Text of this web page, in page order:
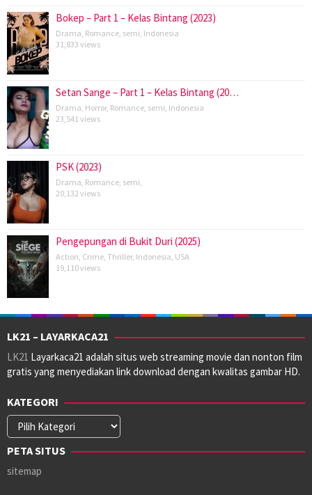
Bokep – Part 1 – Kelas Bintang (2023)
Drama Romance semi Indonesia
31,833 views
Setan Sange – Part 1 – Kelas Bintang (20…
Drama Horror, Romance semi Indonesia
23,541 views
PSK (2023)
Drama Romance semi
20,132 views
Pengepungan di Bukit Duri (2025)
Action Crime Thriller, Indonesia USA
19,110 views
LK21 – LAYARKACA21
LK21 Layarkaca21 adalah situs web streaming movie dan nonton film
gratis yang menyediakan link download dengan kwalitas gambar HD.
KATEGORI
Kategori
PETA SITUS
sitemap